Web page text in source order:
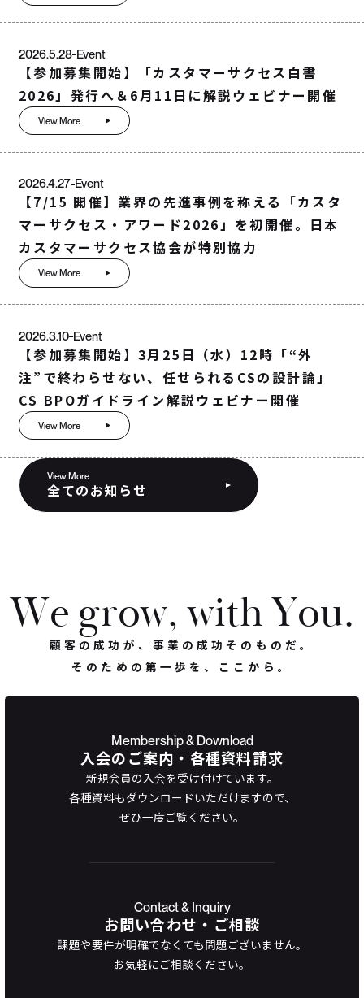
2026.5.28 Event
【参加募集開始】「カスタマーサクセス白書
2026」発行へ＆6月11日に解説ウェビナー開催
View More
2026.4.27 Event
【7/15 開催】業界の先進事例を称える「カスタ
マーサクセス・アワード2026」を初開催。日本
カスタマーサクセス協会が特別協力
View More
2026.3.10 Event
【参加募集開始】3月25日（水）12時「“外
注”で終わらせない、任せられるCSの設計論」
CS BPOガイドライン解説ウェビナー開催
View More
View More
全てのお知らせ
We grow, withYou.
顧客の成功が、事業の成功そのものだ。
そのための第一歩を、ここから。
Membership & Download
入会のご案内・各種資料請求
新規会員の入会を受け付けています。
各種資料もダウンロードいただけますので、
ぜひ一度ご覧ください。
Contact & Inquiry
お問い合わせ・ご相談
課題や要件が明確でなくても問題ございません。
お気軽にご相談ください。